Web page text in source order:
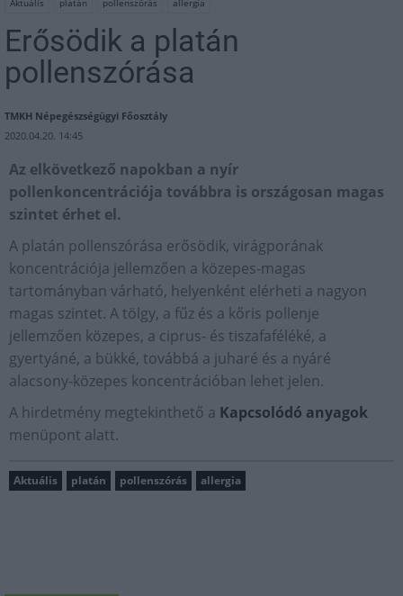
Erősödik a platán
pollenszórása
TMKH Népegészségügyi Főosztály
2020.04.20. 14:45
Az elkövetkező napokban a nyír
pollenkoncentrációja továbbra is országosan magas
szintet érhet el.
A platán pollenszórása erősödik, virágporának
koncentrációja jellemzően a közepes-magas
tartományban várható, helyenként elérheti a nagyon
magas szintet. A tölgy, a fűz és a kőris pollenje
jellemzően közepes, a ciprus- és tiszafaféléké, a
gyertyáné, a bükké, továbbá a juharé és a nyáré
alacsony-közepes koncentrációban lehet jelen.
A hirdetmény megtekinthető a Kapcsolódó anyagok
menüpont alatt.
Aktuális platán pollenszórás allergia